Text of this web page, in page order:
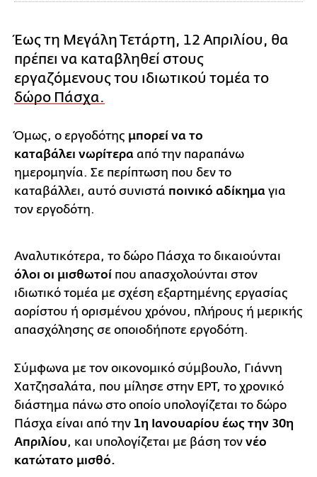
Έως τη Μεγάλη Τετάρτη, 12 Απριλίου, θα
πρέπει να καταβληθεί στους
εργαζόμενους του ιδιωτικού τομέα το
δώρο Πάσχα.
Όμως, ο εργοδότης μπορεί να το
καταβάλει νωρίτερα από την παραπάνω
ημερομηνία. Σε περίπτωση που δεν το
καταβάλλει, αυτό συνιστά ποινικό αδίκημα για
τον εργοδότη.
Αναλυτικότερα, το δώρο Πάσχα το δικαιούνται
όλοι οι μισθωτοί που απασχολούνται στον
ιδιωτικό τομέα με σχέση εξαρτημένης εργασίας
αορίστου ή ορισμένου χρόνου, πλήρους ή μερικής
απασχόλησης σε οποιοδήποτε εργοδότη.
Σύμφωνα με τον οικονομικό σύμβουλο, Γιάννη
Χατζησαλάτα, που μίλησε στην ΕΡΤ, το χρονικό
διάστημα πάνω στο οποίο υπολογίζεται το δώρο
Πάσχα είναι από την 1η Ιανουαρίου έως την 30η
Απριλίου, και υπολογίζεται με βάση τον νέο
κατώτατο μισθό.